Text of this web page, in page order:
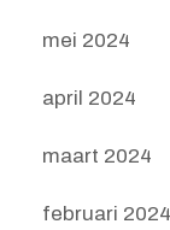
mei 2024
april 2024
maart 2024
februari 2024